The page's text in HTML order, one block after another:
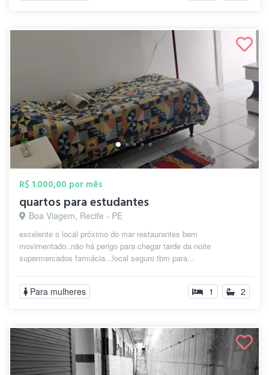
R$ 1.000,00 por mês
quartos para estudantes
Boa Viagem, Recife - PE
excelente o local próximo do mar restaurantes bem
movimentado..não há perigo para chegar tarde da noite
supermercados farmácia...local seguro tbm para...
Para mulheres 1 2